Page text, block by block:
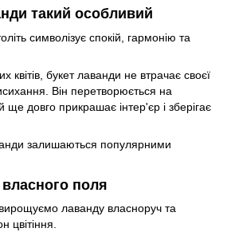
такий особливий
символізує спокій, гармонію та
квітів, букет лаванди не втрачає своєї
Він перетворюється на
ще довго прикрашає інтер'єр і зберігає
залишаються популярними
поля
лаванду власноруч та
цвітіння.